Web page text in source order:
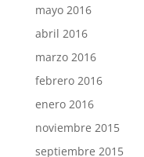
mayo 2016
abril 2016
marzo 2016
febrero 2016
enero 2016
noviembre 2015
septiembre 2015